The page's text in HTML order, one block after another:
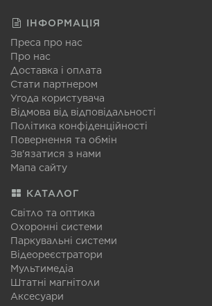
ІНФОРМАЦІЯ
Преса про нас
Про нас
Доставка і оплата
Стати партнером
Угода користувача
Відмова від відповідальності
Політика конфіденційності
Повернення та обмін
Зв'язатися з нами
Мапа сайту
КАТАЛОГ
Світло та оптика
Охоронні системи
Паркувальні системи
Відеореєстратори
Мультимедіа
Штатні магнітоли
Аксесуари